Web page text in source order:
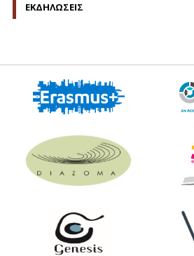
ΕΚΔΗΛΩΣΕΙΣ